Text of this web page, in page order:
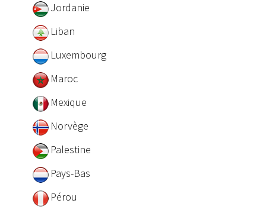
Jordanie
Liban
Luxembourg
Maroc
Mexique
Norvège
Palestine
Pays-Bas
Pérou